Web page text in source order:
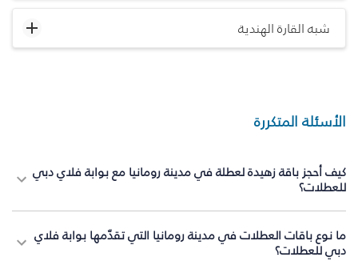
شبه القارة الهندية
الأسئلة المتكررة
كيف أحجز باقة زهيدة لعطلة في مدينة رومانيا مع بوابة فلاي دبي
للعطلات؟
ما نوع باقات العطلات في مدينة رومانيا التي تقدّمها بوابة فلاي
دبي للعطلات؟